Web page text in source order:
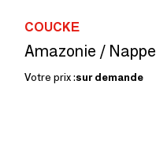
COUCKE
Amazonie / Nappe
Votre prix :sur demande